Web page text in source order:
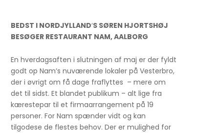
BEDST I NORDJYLLAND‘S SØREN HJORTSHØJ
BESØGER RESTAURANT NAM, AALBORG
En hverdagsaften i slutningen af maj er der fyldt
godt op Nam’s nuværende lokaler på Vesterbro,
der i øvrigt om få dage fraflyttes – mere om
det til sidst. Et blandet publikum – alt lige fra
kærestepar til et firmaarrangement på 19
personer. For Nam spænder vidt og kan
tilgodese de flestes behov. Der er mulighed for